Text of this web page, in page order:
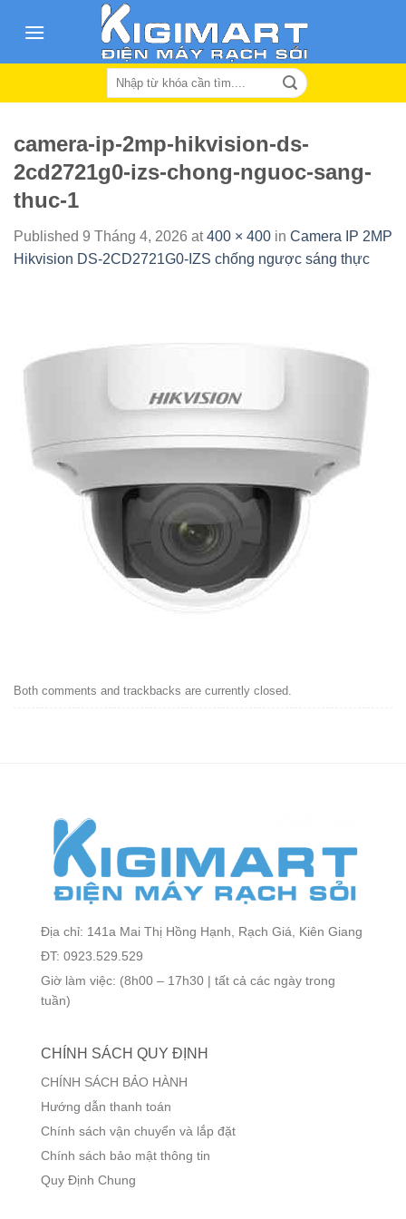
Search
camera-ip-2mp-hikvision-ds-
2cd2721g0-izs-chong-nguoc-sang-
thuc-1
Published 9 Tháng 4, 2026 at400 × 400 in Camera IP 2MP
Hikvision DS-2CD2721G0-IZS chống ngược sáng thực
Both comments and trackbacks are currently closed.
Địa chỉ: 141a Mai Thị Hồng Hạnh, Rạch Giá, Kiên Giang
ĐT: 0923.529.529
Giờ làm việc: (8h00 – 17h30 | tất cả các ngày trong
tuần)
CHÍNH SÁCH QUY ĐỊNH
CHÍNH SÁCH BẢO HÀNH
Hướng dẫn thanh toán
Chính sách vận chuyển và lắp đặt
Chính sách bảo mật thông tin
Quy Định Chung